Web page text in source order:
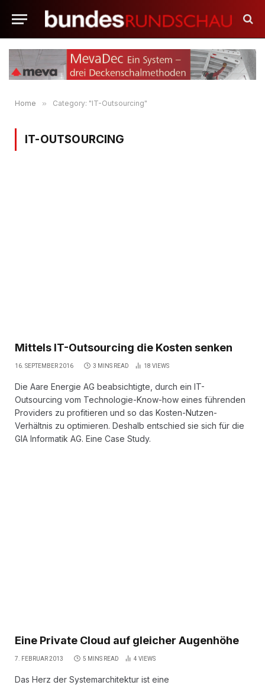
Home » Category: "IT-Outsourcing"
IT-OUTSOURCING
Mittels IT-Outsourcing die Kosten senken
16. SEPTEMBER 2016 3 MINS READ 18 VIEWS
Die Aare Energie AG beabsichtigte, durch ein IT-
Outsourcing vom Technologie-Know-how eines führenden
Providers zu profitieren und so das Kosten-Nutzen-
Verhältnis zu optimieren. Deshalb entschied sie sich für die
GIA Informatik AG. Eine Case Study.
Eine Private Cloud auf gleicher Augenhöhe
7. FEBRUAR 2013 5 MINS READ 4 VIEWS
Das Herz der Systemarchitektur ist eine